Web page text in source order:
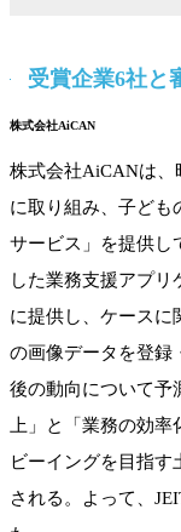
受賞企業6社と
株式会社AiCAN
株式会社AiCANは、
に取り組み、子ども
サービス」を提供し
した業務支援アプ
に提供し、ケースに
の画像データを登録
後の動向について予
上」と「業務の効
ビーイングを目指す
される。よって、